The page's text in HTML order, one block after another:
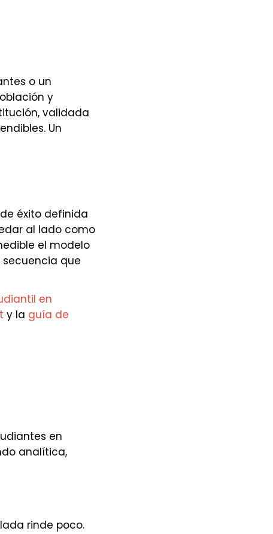
o un
y
validada
Un
éxito definida
al lado como
el modelo
secuencia que
en
y la guía de
en
analítica,
rinde poco.